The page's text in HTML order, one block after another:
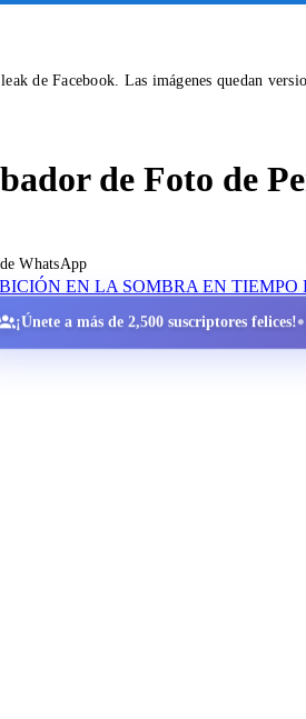
de Facebook. Las imágenes quedan
de Foto de
WhatsApp
EN LA SOMBRA EN TIEMPO
¡Únete a más de 2,500 suscriptores felices!•